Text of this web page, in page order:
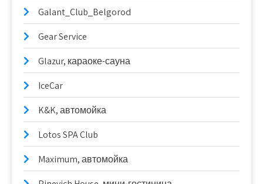
Galant_Club_Belgorod
Gear Service
Glazur, караоке-сауна
IceCar
K&K, автомойка
Lotos SPA Club
Maximum, автомойка